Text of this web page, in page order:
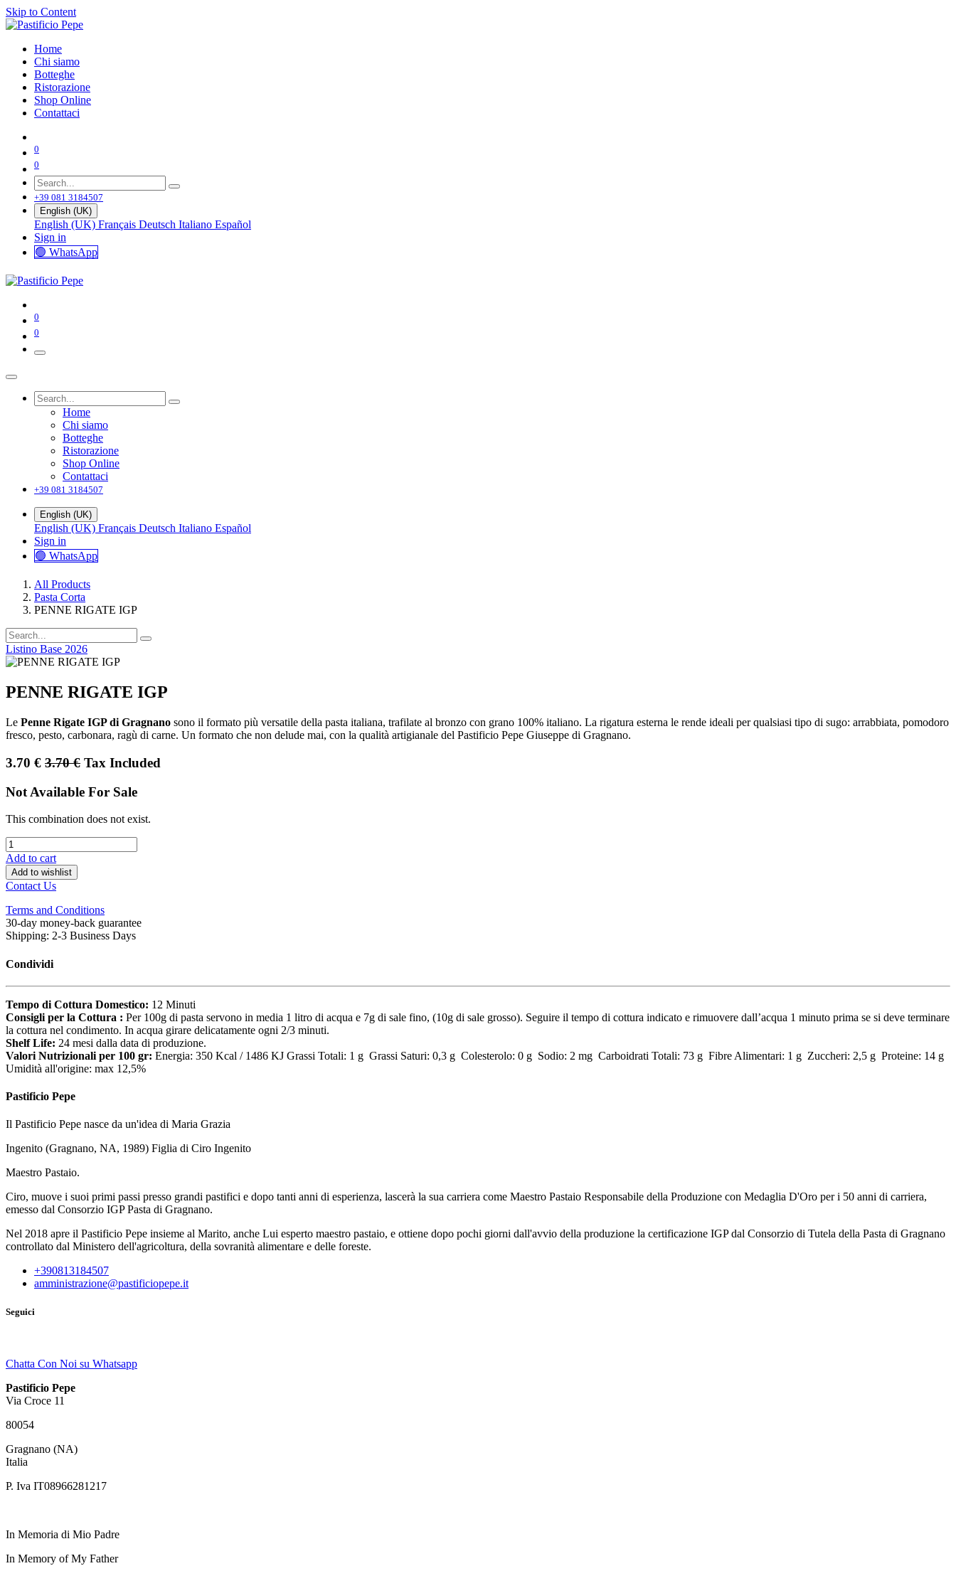
Skip to Content
Home
Chi siamo
Botteghe
Ristorazione
Shop Online
Contattaci
0
0
+39 081 3184507
English (UK)
English (UK) Français Deutsch Italiano Español
Sign in
🟢 WhatsApp
0
0
Home
Chi siamo
Botteghe
Ristorazione
Shop Online
Contattaci
+39 081 3184507
English (UK)
English (UK) Français Deutsch Italiano Español
Sign in
🟢 WhatsApp
All Products
Pasta Corta
PENNE RIGATE IGP
Listino Base 2026
PENNE RIGATE IGP
Le Penne Rigate IGP di Gragnano sono il formato più versatile della pasta italiana, trafilate al bronzo con grano 100% italiano. La rigatura esterna le rende ideali per qualsiasi tipo di sugo: arrabbiata, pomodoro
fresco, pesto, carbonara, ragù di carne. Un formato che non delude mai, con la qualità artigianale del Pastificio Pepe Giuseppe di Gragnano.
3.70 € 3.70€ Tax Included
Not Available For Sale
This combination does not exist.
Add to cart
Add to wishlist
Contact Us
Terms and Conditions
30-day money-back guarantee
Shipping: 2-3 Business Days
Condividi
Tempo di Cottura Domestico: 12 Minuti
Consigli per la Cottura : Per 100g di pasta servono in media 1 litro di acqua e 7g di sale fino, (10g di sale grosso). Seguire il tempo di cottura indicato e rimuovere dall’acqua 1 minuto prima se si deve terminare
la cottura nel condimento. In acqua girare delicatamente ogni 2/3 minuti.
Shelf Life: 24 mesi dalla data di produzione.
Valori Nutrizionali per 100 gr: Energia: 350 Kcal / 1486 KJ Grassi Totali: 1 g Grassi Saturi: 0,3 g Colesterolo: 0 g Sodio: 2 mg Carboidrati Totali: 73 g Fibre Alimentari: 1 g Zuccheri: 2,5 g Proteine: 14 g
Umidità all'origine: max 12,5%
Pastificio Pepe
Il Pastificio Pepe nasce da un'idea di Maria Grazia
Ingenito (Gragnano, NA, 1989) Figlia di Ciro Ingenito
Maestro Pastaio.
Ciro, muove i suoi primi passi presso grandi pastifici e dopo tanti anni di esperienza, lascerà la sua carriera come Maestro Pastaio Responsabile della Produzione con Medaglia D'Oro per i 50 anni di carriera,
emesso dal Consorzio IGP Pasta di Gragnano.
Nel 2018 apre il Pastificio Pepe insieme al Marito, anche Lui esperto maestro pastaio, e ottiene dopo pochi giorni dall'avvio della produzione la certificazione IGP dal Consorzio di Tutela della Pasta di Gragnano
controllato dal Ministero dell'agricoltura, della sovranità alimentare e delle foreste.
+390813184507
amministrazione@pastificiopepe.it
Seguici
Chatta Con Noi su Whatsapp
Pastificio Pepe
Via Croce 11
80054
Gragnano (NA)
Italia
P. Iva IT08966281217
In Memoria di Mio Padre
In Memory of My Father